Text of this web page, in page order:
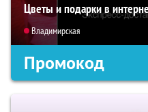
Цветы и подарки в
Владимирская
Промокод